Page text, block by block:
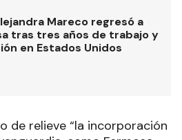
Mareco regresó a
tras tres años de trabajo y
en Estados Unidos
de relieve “la incorporación